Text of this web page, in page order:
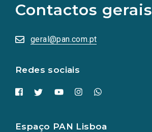
Contactos gerais
geral@pan.com.pt
Redes sociais
redes
sociais
numa
nova
Espaço PAN Lisboa